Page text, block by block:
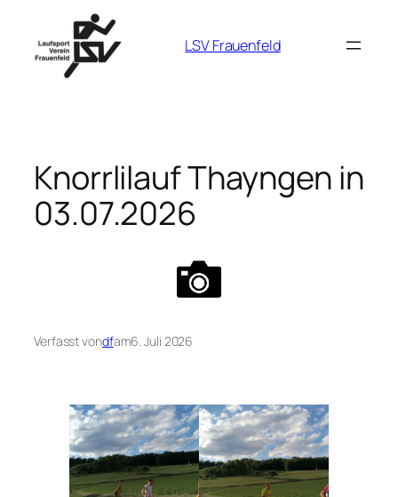
springen
LSV Frauenfeld
Knorrlilauf Thayngen in
03.07.2026
Verfasst vondfam6. Juli 2026